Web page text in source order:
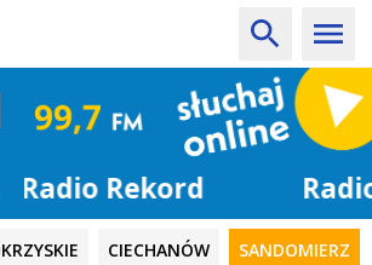
Rekord
CIECHANÓW SANDOMIERZ